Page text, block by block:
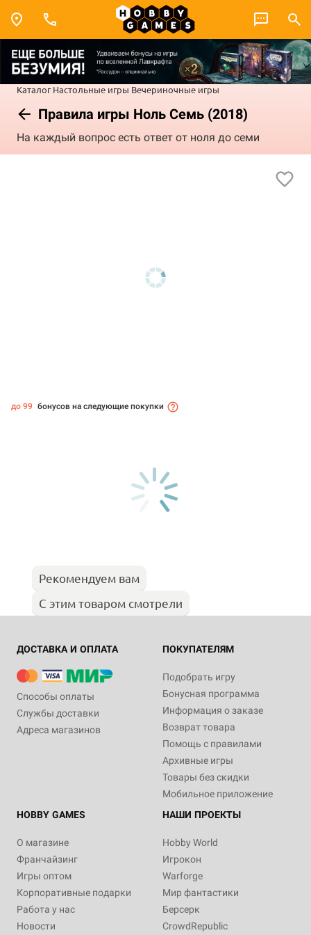
Каталог Настольные игры Вечериночные игры
Правила игры Ноль Семь (2018)
На каждый вопрос есть ответ от ноля до семи
до 99 бонусов на следующие покупки
Рекомендуем вам
С этим товаром смотрели
ДОСТАВКА И ОПЛАТА
Способы оплаты
Службы доставки
Адреса магазинов
ПОКУПАТЕЛЯМ
Подобрать игру
Бонусная программа
Информация о заказе
Возврат товара
Помощь с правилами
Архивные игры
Товары без скидки
Мобильное приложение
HOBBY GAMES
О магазине
Франчайзинг
Игры оптом
Корпоративные подарки
Работа у нас
Новости
НАШИ ПРОЕКТЫ
Hobby World
Игрокон
Warforge
Мир фантастики
Берсерк
CrowdRepublic